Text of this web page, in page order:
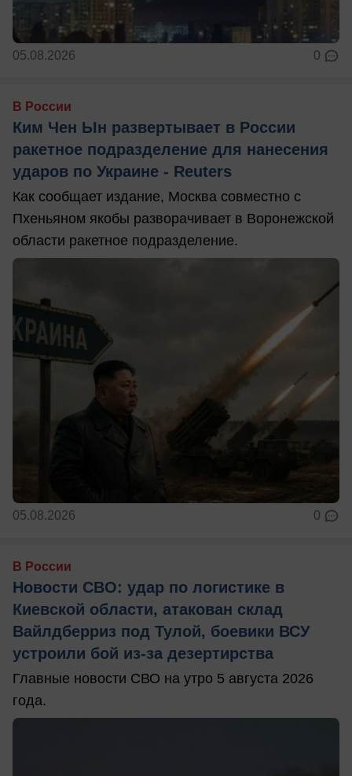
05.08.2026 0
В России
Ким Чен Ын развертывает в России
ракетное подразделение для нанесения
ударов по Украине - Reuters
Как сообщает издание, Москва совместно с
Пхеньяном якобы разворачивает в Воронежской
области ракетное подразделение.
05.08.2026 0
В России
Новости СВО: удар по логистике в
Киевской области, атакован склад
Вайлдберриз под Тулой, боевики ВСУ
устроили бой из-за дезертирства
Главные новости СВО на утро 5 августа 2026
года.